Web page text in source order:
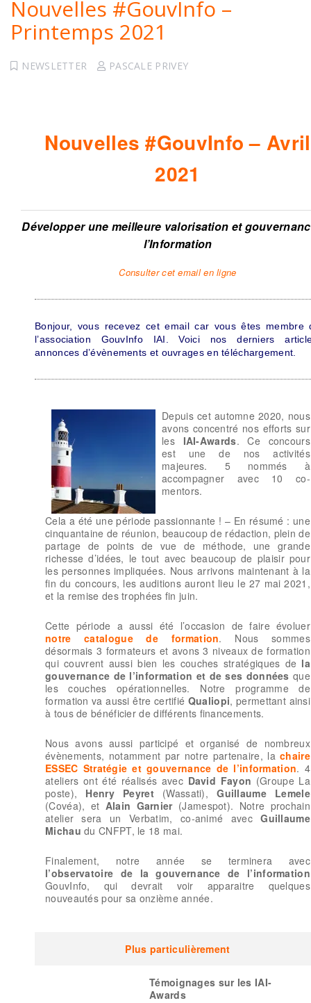
Nouvelles #GouvInfo –
Printemps 2021
NEWSLETTER PASCALE PRIVEY
Nouvelles #GouvInfo – Avril
2021
Développer une meilleure valorisation et
l’Information
Consulter cet email en ligne
Bonjour, vous recevez cet email car vous êtes membre
l’association GouvInfo IAI. Voici nos derniers
annonces d’évènements et ouvrages en téléchargement.
Depuis cet automne 2020, nous
avons concentré nos efforts sur
les IAI-Awards. Ce concours
est une de nos activités
majeures. 5 nommés à
accompagner avec 10 co-
mentors.
Cela a été une période passionnante ! – En résumé : une
cinquantaine de réunion, beaucoup de rédaction, plein de
partage de points de vue de méthode, une grande
richesse d’idées, le tout avec beaucoup de plaisir pour
les personnes impliquées. Nous arrivons maintenant à la
fin du concours, les auditions auront lieu le 27 mai 2021,
et la remise des trophées fin juin.
Cette période a aussi été l’occasion de faire évoluer
notre catalogue de formation. Nous sommes
désormais 3 formateurs et avons 3 niveaux de formation
qui couvrent aussi bien les couches stratégiques de la
gouvernance de l’information et de ses données que
les couches opérationnelles. Notre programme de
formation va aussi être certifié Qualiopi, permettant ainsi
à tous de bénéficier de différents financements.
Nous avons aussi participé et organisé de nombreux
évènements, notamment par notre partenaire, la chaire
ESSEC Stratégie et gouvernance de l’information. 4
ateliers ont été réalisés avec David Fayon (Groupe La
poste), Henry Peyret(Wassati),Guillaume Lemele
(Covéa), et Alain Garnier(Jamespot). Notre prochain
atelier sera un Verbatim, co-animé avecGuillaume
Michau du CNFPT, le 18 mai.
Finalement, notre année se terminera avec
l’observatoire de la gouvernance de l’information
GouvInfo, qui devrait voir apparaitre quelques
nouveautés pour sa onzième année.
Plus particulièrement
Témoignages sur les IAI-
Awards